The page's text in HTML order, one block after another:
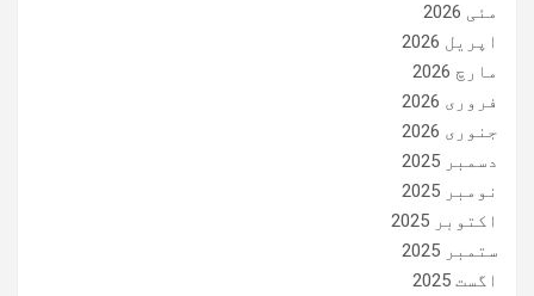
مئی 2026
اپریل 2026
مارچ 2026
فروری 2026
جنوری 2026
دسمبر 2025
نومبر 2025
اکتوبر 2025
ستمبر 2025
اگست 2025